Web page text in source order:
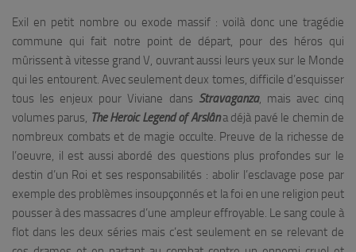
Exil en petit nombre ou exode massif : voilà donc une tragédie
commune qui fait notre point de départ, pour des héros qui
mûrissent à vitesse grand V, ouvrant aussi leurs yeux sur le Monde
qui les entourent. Avec seulement deux tomes, difficile d’esquisser
tous les enjeux pour Viviane dans Stravaganza, mais avec cinq
volumes parus, The Heroic Legend of Arslâna déjà pavé le chemin de
nombreux combats et de magie occulte. Preuve de la richesse de
l’oeuvre, il est aussi abordé des questions plus profondes sur le
destin d’un Roi et ses responsabilités : abolir l’esclavage pose par
exemple des problèmes insoupçonnés et la foi en une religion peut
pousser à des massacres d’une ampleur effroyable. Le sang coule à
flot dans les deux séries mais c’est seulement en se relevant de